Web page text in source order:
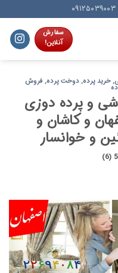
۰۹۱۲۵۰۳۹۰۰۳
سفارش
آنلاین!
,خرید پرده,دوخت پرده, فروش
و پرده دوزی
و کاشان و
و خوانسار
5 (6)